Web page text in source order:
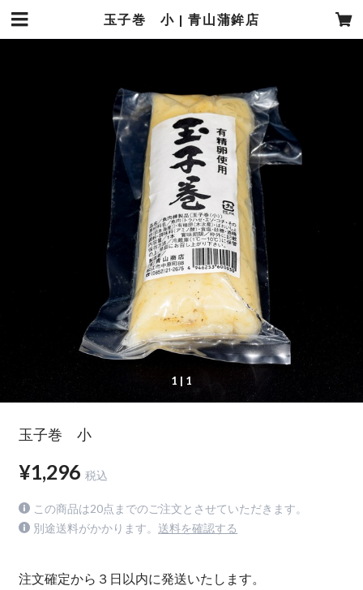
玉子巻 小 | 青山蒲鉾店
1 | 1
玉子巻 小
¥1,296 税込
この商品は20点までのご注文とさせていただきます。
別途送料がかかります。 送料を確認する
注文確定から３日以内に発送いたします。